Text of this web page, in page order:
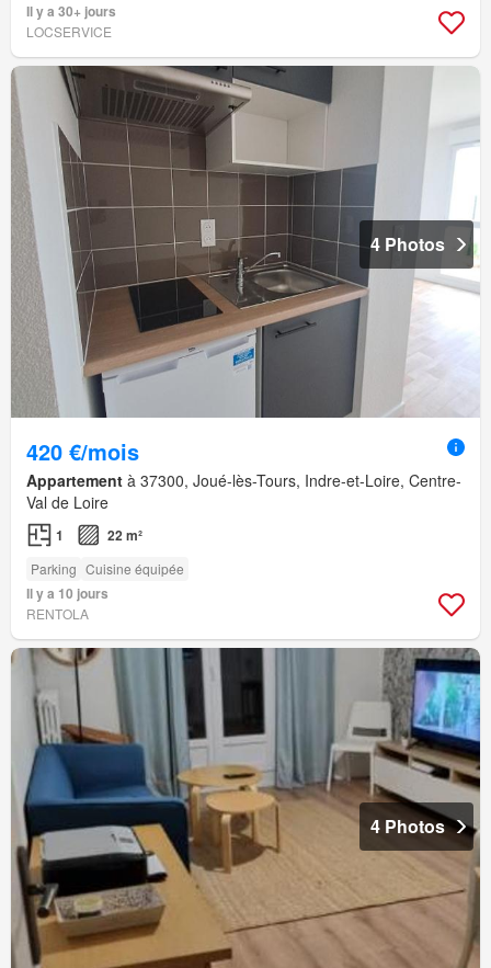
Il y a 30+ jours
LOCSERVICE
4 Photos
420 €/mois
Appartement à 37300, Joué-lès-Tours, Indre-et-Loire, Centre-
Val de Loire
1 22 m²
Parking Cuisine équipée
Il y a 10 jours
RENTOLA
4 Photos